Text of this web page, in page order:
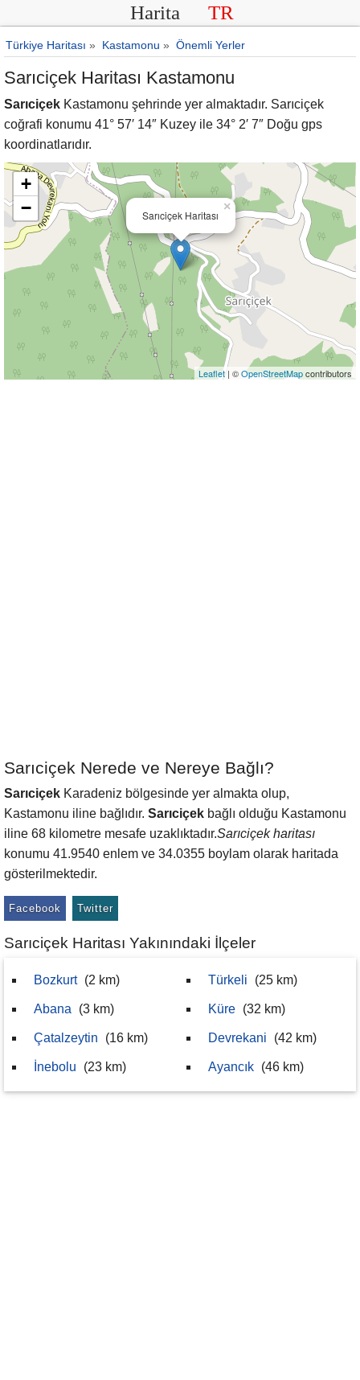
Harita TR
Türkiye Haritası » Kastamonu » Önemli Yerler
Sarıciçek Haritası Kastamonu
Sarıciçek Kastamonu şehrinde yer almaktadır. Sarıciçek
coğrafi konumu 41° 57′ 14″ Kuzey ile 34° 2′ 7″ Doğu gps
koordinatlarıdır.
Sarıciçek Haritası
×
+
−
Leaflet| ©OpenStreetMapcontributors
Sarıciçek Nerede ve Nereye Bağlı?
Sarıciçek Karadeniz bölgesinde yer almakta olup,
Kastamonu iline bağlıdır. Sarıciçek bağlı olduğu Kastamonu
iline 68 kilometre mesafe uzaklıktadır.Sarıciçek haritası
konumu 41.9540 enlem ve 34.0355 boylam olarak haritada
gösterilmektedir.
Facebook Twitter
Sarıciçek Haritası Yakınındaki İlçeler
Bozkurt (2 km)
Abana (3 km)
Çatalzeytin (16 km)
İnebolu (23 km)
Türkeli (25 km)
Küre (32 km)
Devrekani (42 km)
Ayancık (46 km)